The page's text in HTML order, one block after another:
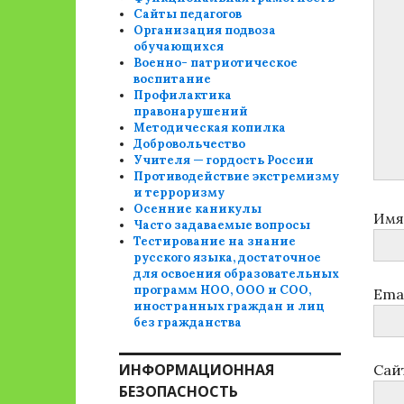
Имя
Сайты педагогов
Организация подвоза
обучающихся
Военно- патриотическое
воспитание
Профилактика
правонарушений
Методическая копилка
Добровольчество
Учителя — гордость России
Противодействие экстремизму
и терроризму
Осенние каникулы
Часто задаваемые вопросы
Тестирование на знание
русского языка, достаточное
для освоения образовательных
программ НОО, ООО и СОО,
иностранных граждан и лиц
без гражданства
ИНФОРМАЦИОННАЯ
БЕЗОПАСНОСТЬ